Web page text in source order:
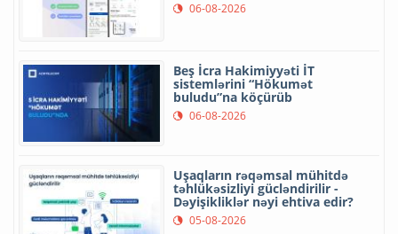
06-08-2026
Beş İcra Hakimiyyəti İT
sistemlərini “Hökumət
buludu”na köçürüb
06-08-2026
Uşaqların rəqəmsal mühitdə
təhlükəsizliyi gücləndirilir -
Dəyişikliklər nəyi ehtiva edir?
05-08-2026